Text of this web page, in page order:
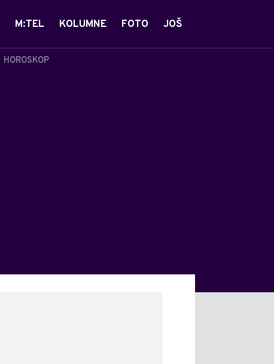
HOROSKOP
M:TEL KOLUMNE FOTO JOŠ